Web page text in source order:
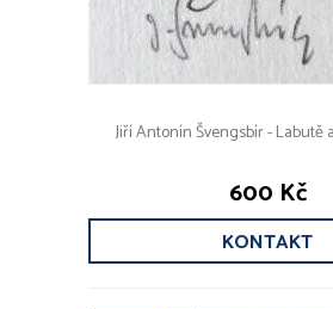
Jiří Antonín Švengsbír - Labutě
600 Kč
KONTAKT